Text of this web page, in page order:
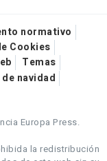
normativo
Cookies
Temas
navidad
Europa Press.
la redistribución